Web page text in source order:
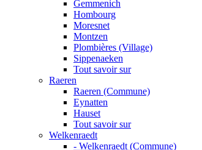
Gemmenich
Hombourg
Moresnet
Montzen
Plombières (Village)
Sippenaeken
Tout savoir sur
Raeren
Raeren (Commune)
Eynatten
Hauset
Tout savoir sur
Welkenraedt
- Welkenraedt (Commune)